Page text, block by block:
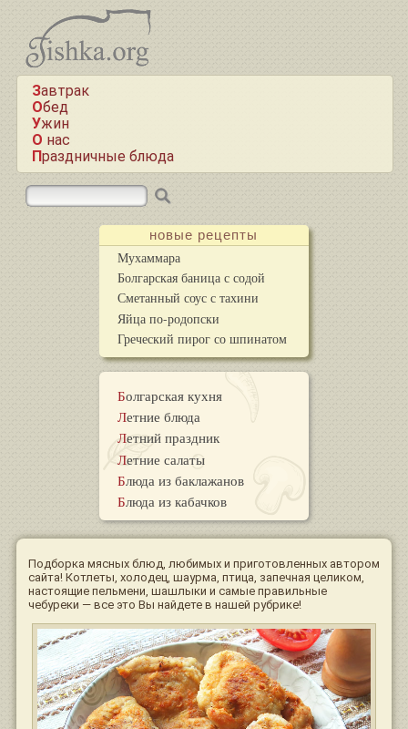
Завтрак
Обед
Ужин
О нас
Праздничные блюда
новые рецепты
Мухаммара
Болгарская баница с содой
Сметанный соус с тахини
Яйца по-родопски
Греческий пирог со шпинатом
Болгарская кухня
Летние блюда
Летний праздник
Летние салаты
Блюда из баклажанов
Блюда из кабачков
Подборка мясных блюд, любимых и приготовленных автором
сайта! Котлеты, холодец, шаурма, птица, запечная целиком,
настоящие пельмени, шашлыки и самые правильные
чебуреки — все это Вы найдете в нашей рубрике!